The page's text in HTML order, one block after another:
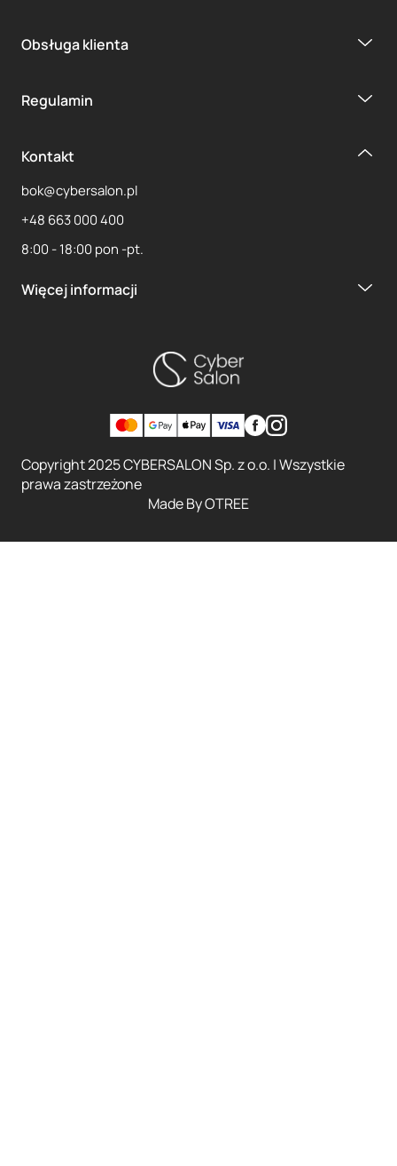
Obsługa klienta
Regulamin
Kontakt
bok@cybersalon.pl
+48 663 000 400
8:00 - 18:00 pon -pt.
Więcej informacji
Copyright 2025 CYBERSALON Sp. z o.o. | Wszystkie
prawa zastrzeżone
Made ByOTREE